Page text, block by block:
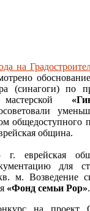
на
(синагоги) по
мастерской
общедоступного
община.
г. еврейская
для
м. Возведение
«Фонд семьи Рор».
на проект